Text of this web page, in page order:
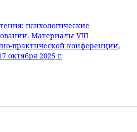
психологические
Материалы VIII
практической конференции,
октября 2025 г.